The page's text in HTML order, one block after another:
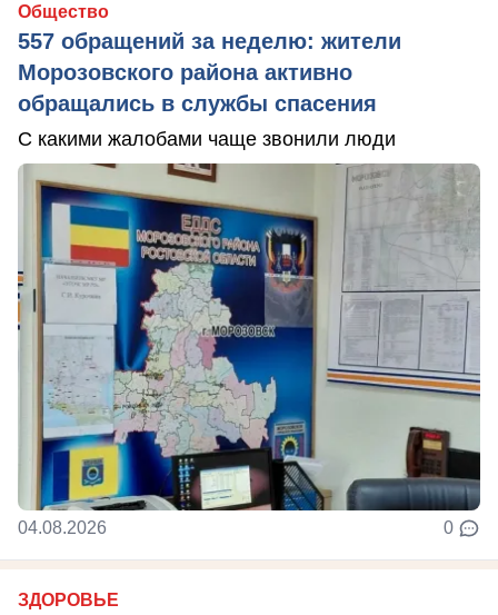
Общество
557 обращений за неделю: жители
Морозовского района активно
обращались в службы спасения
С какими жалобами чаще звонили люди
04.08.2026 0
ЗДОРОВЬЕ